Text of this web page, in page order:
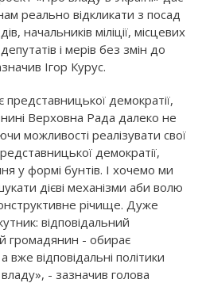
реально відкликати з посад
начальників міліції, місцевих
і мерів без змін до
Ігор Курус.
представницької демократії,
Верховна Рада далеко не
можливості реалізувати свої
демократії,
у формі бунтів. І хочемо ми
дієві механізми аби волю
річище. Дуже
відповідальний
громадянин - обирає
вже відповідальні політики
- зазначив голова